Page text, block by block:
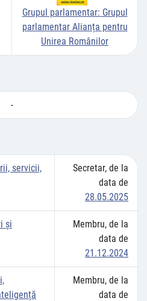
Grupul parlamentar: Grupul
parlamentar Alianța pentru
Unirea Românilor
-
servicii,
Secretar, de la
data de
28.05.2025
şi
Membru, de la
data de
21.12.2024
Membru, de la
data de